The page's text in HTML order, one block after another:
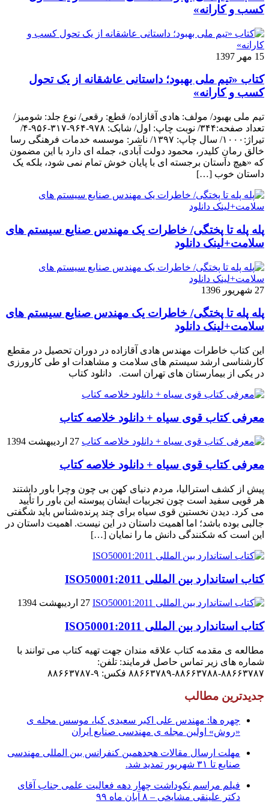
کسب و کارانه»
15 مهر 1397
کتاب «تیم ملی بهبود؛ داستانی عاشقانه از یک تحول
کسب و کارانه»
تیم ملی بهبود/ مولف: هادی آقازاده/ قطع: رقعی/ نوع جلد: شومیز/
تعداد صفحه:۳۴۴/ نوبت چاپ: اول/ شابک: ۹۷۸-۹۶۴-۳۱۷-۹۵۶-۴/
تیراژ:۱۰۰۰/ سال چاپ: ۱۳۹۷/ ناشر: موسسه خدمات فرهنگی رسا
خالق رمانِ کلیدر، محمود دولت آبادی، جمله ای دارد با این مضمون
که «هیچ داستان برجسته ای با پایان خوش تمام نمی شود، بلکه یک
داستان خوب […]
پله پله تا پختگی/ خاطرات یک مهندس صنایع سیستم های
سلامت+لینک دانلود
27 شهریور 1396
پله پله تا پختگی/ خاطرات یک مهندس صنایع سیستم های
سلامت+لینک دانلود
این کتاب خاطرات مهندس هادی آقازاده در دوران تحصیل در مقطع
کارشناسی ارشد سیستم های سلامت و مشاهدات او طی کارورزی
در یکی از بیمارستان های تهران است. دانلود کتاب
معرفی کتاب قوی سیاه + دانلود خلاصه کتاب
27 اردیبهشت 1394
معرفی کتاب قوی سیاه + دانلود خلاصه کتاب
پیش از کشف استرالیا، مردم دنیاى کهن بی چون وچرا باور داشتند
هر قویى سفید است چون تجربیات ایشان پیوسته این باور را تأیید
می کرد. دیدن نخستین قوى سیاه براى چند پرنده‌شناس باید شگفتى
جالبى بوده باشد؛ اما اهمیت داستان در این نیست. اهمیت داستان در
این است که شکنندگى دانش ما را نمایان […]
کتاب استاندارد بین المللی ISO50001:2011
27 اردیبهشت 1394
کتاب استاندارد بین المللی ISO50001:2011
مطالعه ی مقدمه کتاب علاقه مندان جهت تهیه کتاب می توانند با
شماره های زیر تماس حاصل فرمایند: تلفن:
۸۸۶۶۳۷۸۷-۸۸۶۶۳۷۸۸-۸۸۶۶۳۷۸۹ فکس: ۹-۸۸۶۶۳۷۸۷
جدیدترین مطالب
چهره ها: مهندس علی اکبر سعیدی کیا، موسس مجله ی
«روش» اولین مجله ی مهندسی صنایع ایران
مهلت ارسال مقالات هجدهمین کنفرانس بین المللی مهندسی
صنایع تا ۳۱ شهریور تمدید شد.
فیلم مراسم نکوداشت چهار دهه فعالیت علمی جناب آقای
دکتر علینقی مشایخی – ۸ آبان ماه ۹۹